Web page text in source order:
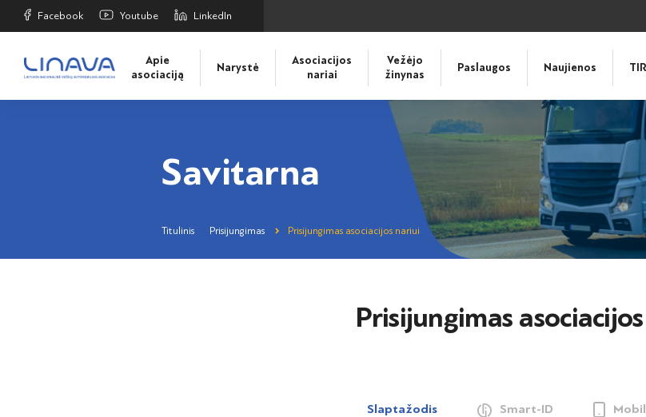
Facebook Youtube LinkedIn
Apie
asociaciją
Narystė
Asociacijos
nariai
Vežėjo
žinynas
Paslaugos Naujienos TIR
Savitarna
Titulinis Prisijungimas Prisijungimas asociacijos nariui
Prisijungimas
Slaptažodis Smart-ID